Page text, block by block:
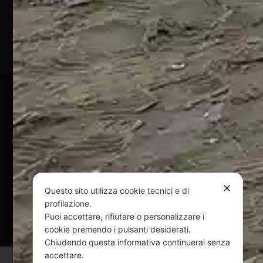
(TE)
P.Iva
01828920676
Pagamenti Sicuri
@ Copyright 2024 Webpesca è un brand Intent di Federico
Andrenacci P.Iva 01917920678
Via G. Galilei n. 2 – 64018 Tortoreto TE | REA TE-168019 |
Mail:
federicoandrenacci@pec.it
Questo sito è protetto da Google reCAPTCHA
v3,
Privacy PolicyeTerms of Service
✕
Questo sito utilizza cookie tecnici e di
profilazione.
Puoi accettare, rifiutare o personalizzare i
cookie premendo i pulsanti desiderati.
Chiudendo questa informativa continuerai senza
accettare.